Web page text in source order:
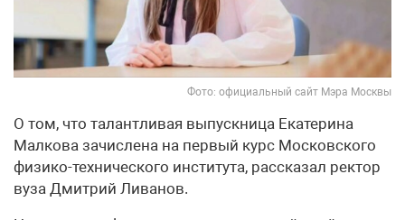
Фото: официальный сайт Мэра Москвы
О том, что талантливая выпускница Екатерина
Малкова зачислена на первый курс Московского
физико-технического института, рассказал ректор
вуза Дмитрий Ливанов.